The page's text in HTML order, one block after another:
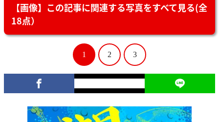
【画像】この記事に関連する写真をすべて見る(全
18点）
1 2 3